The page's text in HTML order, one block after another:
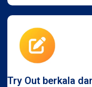
Try Out berkala